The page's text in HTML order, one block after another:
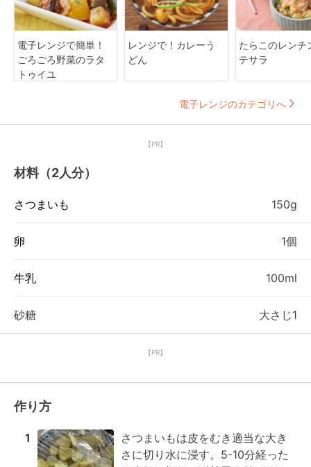
電子レンジで簡単！
ごろごろ野菜のラタ
トゥイユ
レンジで！カレーう
どん
たらこのレンチ
テサラ
電子レンジのカテゴリへ
【PR】
材料（2人分）
さつまいも 150g
卵 1個
牛乳 100ml
砂糖 大さじ1
【PR】
作り方
1
さつまいもは皮をむき適当な大き
さに切り水に浸す。5-10分経った